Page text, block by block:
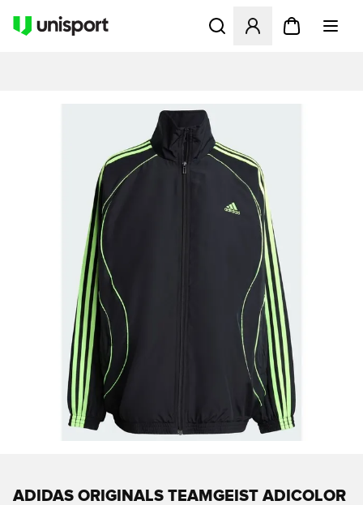
Åbner en Modal til at
ADIDAS ORIGINALS TEAMGEIST ADICOLOR